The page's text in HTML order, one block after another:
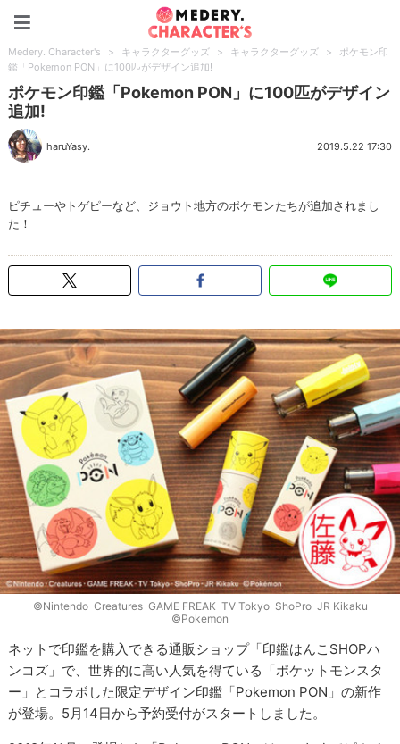
Medery. Character's > キャラクターグッズ > キャラクターグッズ >
ポケモン印
鑑「Pokemon PON」に100匹がデザイン追加!
ポケモン印鑑「Pokemon PON」に100匹がデザイン
追加!
haruYasy. 2019.5.22 17:30
ピチューやトゲピーなど、ジョウト地方のポケモンたちが追加されまし
た！
©Nintendo･Creatures･GAME FREAK･TV Tokyo･ShoPro･JR Kikaku
©Pokemon
ネットで印鑑を購入できる通販ショップ「印鑑はんこSHOPハ
ンコズ」で、世界的に高い人気を得ている「ポケットモンスタ
ー」とコラボした限定デザイン印鑑「Pokemon PON」の新作
が登場。5月14日から予約受付がスタートしました。